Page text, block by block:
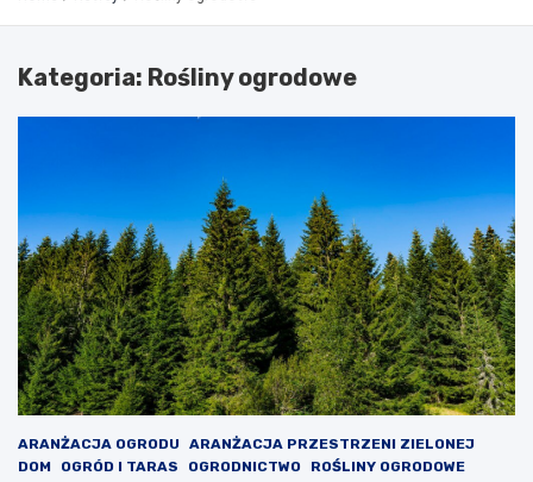
Kategoria: Rośliny ogrodowe
ARANŻACJA OGRODU
ARANŻACJA PRZESTRZENI ZIELONEJ
DOM
OGRÓD I TARAS OGRODNICTWO ROŚLINY OGRODOWE